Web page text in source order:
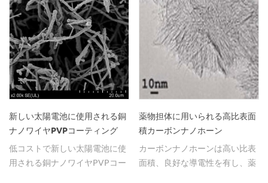
新しい太陽電池に使用される銅
ナノワイヤPVPコーティング
低コストで新しい太陽電池に使
用される銅ナノワイヤPVPコー
薬物担体に用いられる高比表面
積カーボンナノホーン
カーボンナノホーンは高い比表
面積、良好な導電性を有し、薬